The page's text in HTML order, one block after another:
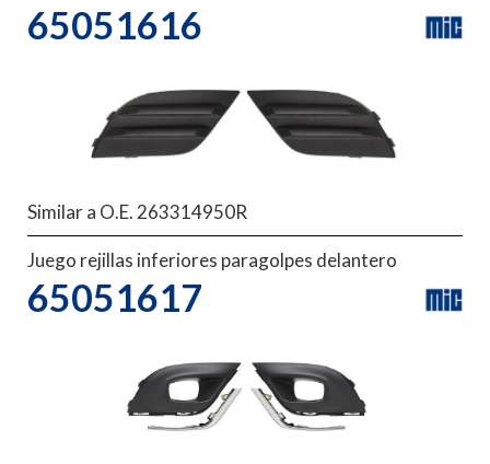
65051616
Similar a O.E. 263314950R
Juego rejillas inferiores paragolpes delantero
65051617